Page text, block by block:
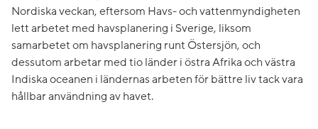
Nordiska veckan, eftersom Havs- och vattenmyndigheten
lett arbetet med havsplanering i Sverige, liksom
samarbetet om havsplanering runt Östersjön, och
dessutom arbetar med tio länder i östra Afrika och västra
Indiska oceanen i ländernas arbeten för bättre liv tack vara
hållbar användning av havet.